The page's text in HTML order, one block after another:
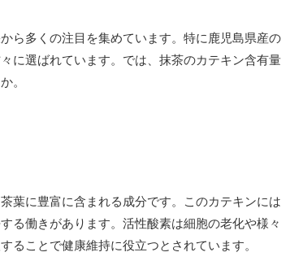
ら多くの注目を集めています。特に鹿児島県産の
に選ばれています。では、抹茶のカテキン含有量
。
葉に豊富に含まれる成分です。このカテキンには
る働きがあります。活性酸素は細胞の老化や様々
ることで健康維持に役立つとされています。